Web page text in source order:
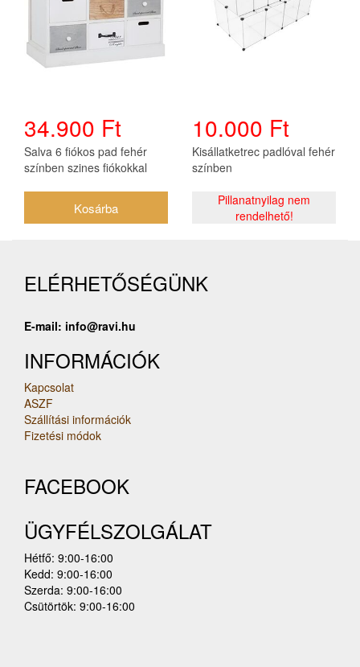
34.900 Ft
Salva 6 fiókos pad fehér
színben szines fiókokkal
10.000 Ft
Kisállatketrec padlóval fehér
színben
Pillanatnyilag nem
rendelhető!
ELÉRHETŐSÉGÜNK
E-mail: info@ravi.hu
INFORMÁCIÓK
Kapcsolat
ASZF
Szállítási információk
Fizetési módok
FACEBOOK
ÜGYFÉLSZOLGÁLAT
Hétfő: 9:00-16:00
Kedd: 9:00-16:00
Szerda: 9:00-16:00
Csütörtök: 9:00-16:00